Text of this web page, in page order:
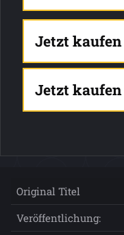
Jetzt
Jetzt
Original Titel
Veröffentlichung: